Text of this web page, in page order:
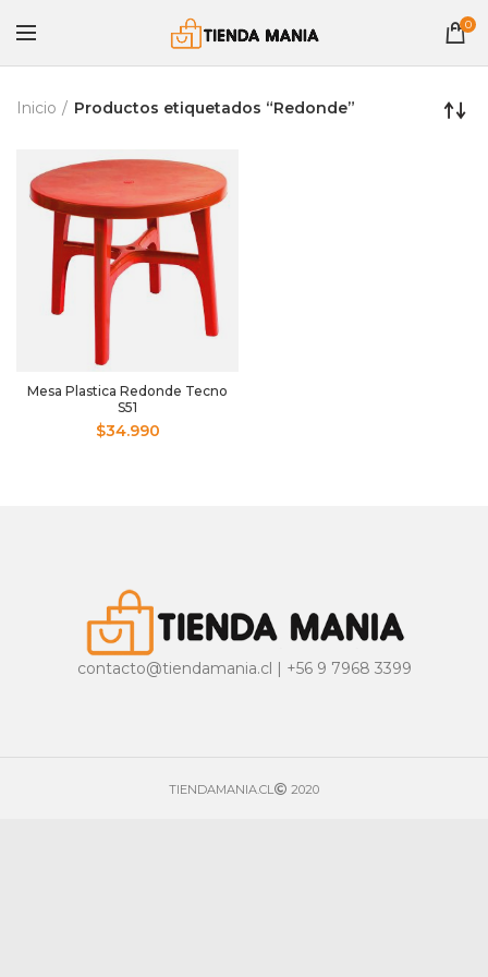
0
Inicio Productos etiquetados “Redonde”
Mesa Plastica Redonde Tecno
S51
$34.990
contacto@tiendamania.cl | +56 9 7968 3399
TIENDAMANIA.CL 2020